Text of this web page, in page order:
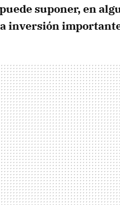
suponer, en
inversión